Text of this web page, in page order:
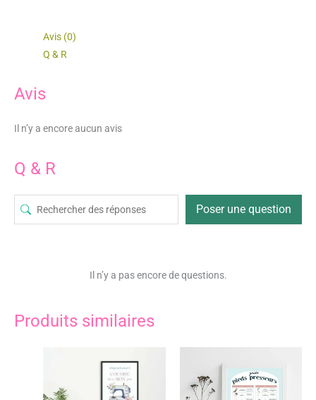
Avis (0)
Q & R
Avis
Il n’y a encore aucun avis
Q & R
Poser une question
Il n’y a pas encore de questions.
Produits similaires